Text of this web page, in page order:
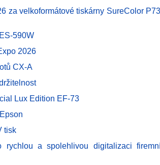
za velkoformátové tiskárny SureColor
590W
2026
CX-A
Lux Edition EF-73
tisk
rychlou a spolehlivou digitalizaci